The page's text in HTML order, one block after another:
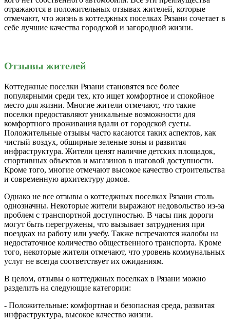
отражаются в положительных отзывах жителей, которые
отмечают, что жизнь в коттеджных поселках Рязани сочетает в
себе лучшие качества городской и загородной жизни.
Отзывы жителей
Коттеджные поселки Рязани становятся все более
популярными среди тех, кто ищет комфортное и спокойное
место для жизни. Многие жители отмечают, что такие
поселки предоставляют уникальные возможности для
комфортного проживания вдали от городской суеты.
Положительные отзывы часто касаются таких аспектов, как
чистый воздух, обширные зеленые зоны и развитая
инфраструктура. Жители ценят наличие детских площадок,
спортивных объектов и магазинов в шаговой доступности.
Кроме того, многие отмечают высокое качество строительства
и современную архитектуру домов.
Однако не все отзывы о коттеджных поселках Рязани столь
однозначны. Некоторые жители выражают недовольство из-за
проблем с транспортной доступностью. В часы пик дороги
могут быть перегружены, что вызывает затруднения при
поездках на работу или учебу. Также встречаются жалобы на
недостаточное количество общественного транспорта. Кроме
того, некоторые жители отмечают, что уровень коммунальных
услуг не всегда соответствует их ожиданиям.
В целом, отзывы о коттеджных поселках в Рязани можно
разделить на следующие категории:
- Положительные: комфортная и безопасная среда, развитая
инфраструктура, высокое качество жизни.